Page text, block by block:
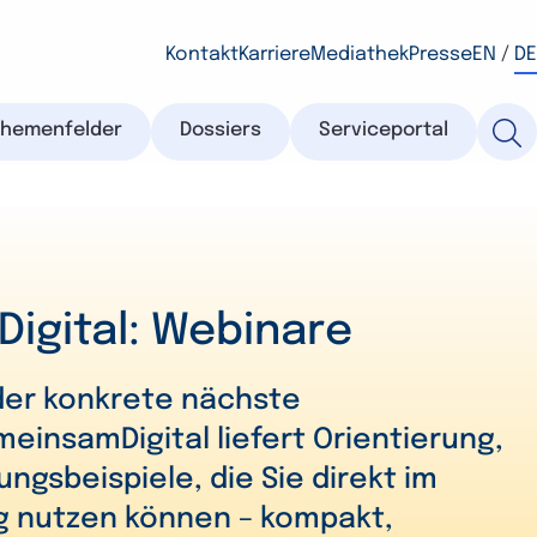
KontaktKarriereMediathekPresseEN / DE
Dossiers Serviceportal
Webinare
konkrete nächste
liefert Orientierung,
die Sie direkt im
können – kompakt,